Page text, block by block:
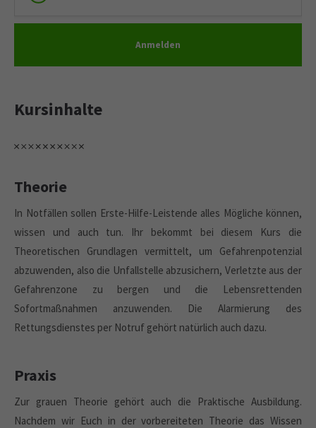
Anmelden
Kursinhalte
Theorie
In Notfällen sollen Erste-Hilfe-Leistende alles Mögliche können,
wissen und auch tun. Ihr bekommt bei diesem Kurs die
Theoretischen Grundlagen vermittelt, um Gefahrenpotenzial
abzuwenden, also die Unfallstelle abzusichern, Verletzte aus der
Gefahrenzone zu bergen und die Lebensrettenden
Sofortmaßnahmen anzuwenden. Die Alarmierung des
Rettungsdienstes per Notruf gehört natürlich auch dazu.
Praxis
Zur grauen Theorie gehört auch die Praktische Ausbildung.
Nachdem wir Euch in der vorbereiteten Theorie das Wissen